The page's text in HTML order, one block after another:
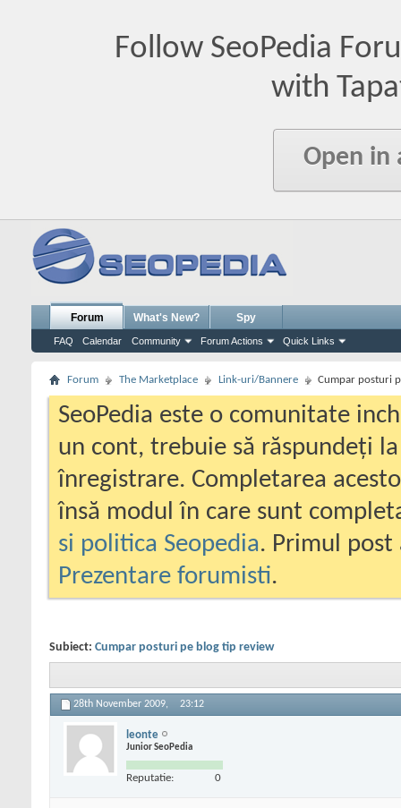
Follow SeoPedia
with
Open in
Forum
FAQ Calendar Community Forum Actions Quick Links
What's New? Spy
Forum The Marketplace Link-uri/Bannere Cumpar posturi
SeoPedia este o comunitate
un cont, trebuie să răspundeți
înregistrare. Completarea
însă modul în care sunt
si politica Seopedia. Primul
Prezentare forumisti.
Subiect: Cumpar posturi pe blog tip review
28th November 2009, 23:12
leonte
Junior SeoPedia
Reputatie: 0